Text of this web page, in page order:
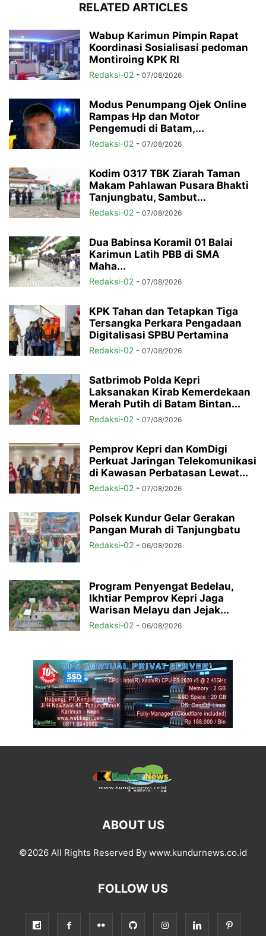
RELATED ARTICLES
Wabup Karimun Pimpin Rapat
Koordinasi Sosialisasi pedoman
Montiroing KPK RI
Redaksi-02 - 07/08/2026
Modus Penumpang Ojek Online
Rampas Hp dan Motor
Pengemudi di Batam,...
Redaksi-02 - 07/08/2026
Kodim 0317 TBK Ziarah Taman
Makam Pahlawan Pusara Bhakti
Tanjungbatu, Sambut...
Redaksi-02 - 07/08/2026
Dua Babinsa Koramil 01 Balai
Karimun Latih PBB di SMA
Maha...
Redaksi-02 - 07/08/2026
KPK Tahan dan Tetapkan Tiga
Tersangka Perkara Pengadaan
Digitalisasi SPBU Pertamina
Redaksi-02 - 07/08/2026
Satbrimob Polda Kepri
Laksanakan Kirab Kemerdekaan
Merah Putih di Batam Bintan...
Redaksi-02 - 07/08/2026
Pemprov Kepri dan KomDigi
Perkuat Jaringan Telekomunikasi
di Kawasan Perbatasan Lewat...
Redaksi-02 - 07/08/2026
Polsek Kundur Gelar Gerakan
Pangan Murah di Tanjungbatu
Redaksi-02 - 06/08/2026
Program Penyengat Bedelau,
Ikhtiar Pemprov Kepri Jaga
Warisan Melayu dan Jejak...
Redaksi-02 - 06/08/2026
ABOUT US
©2026 All Rights Reserved By www.kundurnews.co.id
FOLLOW US